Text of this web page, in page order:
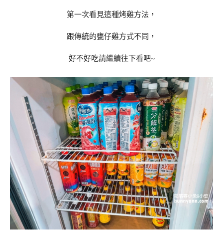
第一次看見這種烤雞方法，
跟傳統的甕仔雞方式不同，
好不好吃請繼續往下看吧~